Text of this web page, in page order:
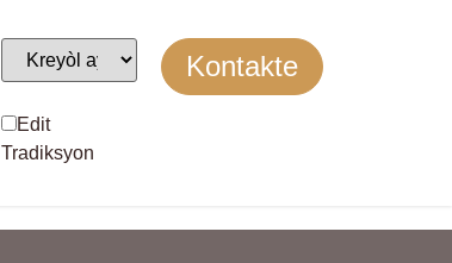
Edit
Tradiksyon
Kontakte